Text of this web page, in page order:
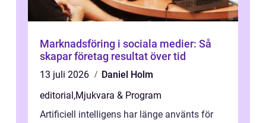
Marknadsföring i sociala medier: Så
skapar företag resultat över tid
13 juli 2026
Daniel Holm
editorial,Mjukvara & Program
Artificiell intelligens har länge använts för